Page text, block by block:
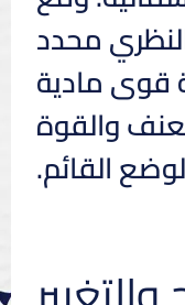
محدد
قوى مادية
والقوة
القائم.